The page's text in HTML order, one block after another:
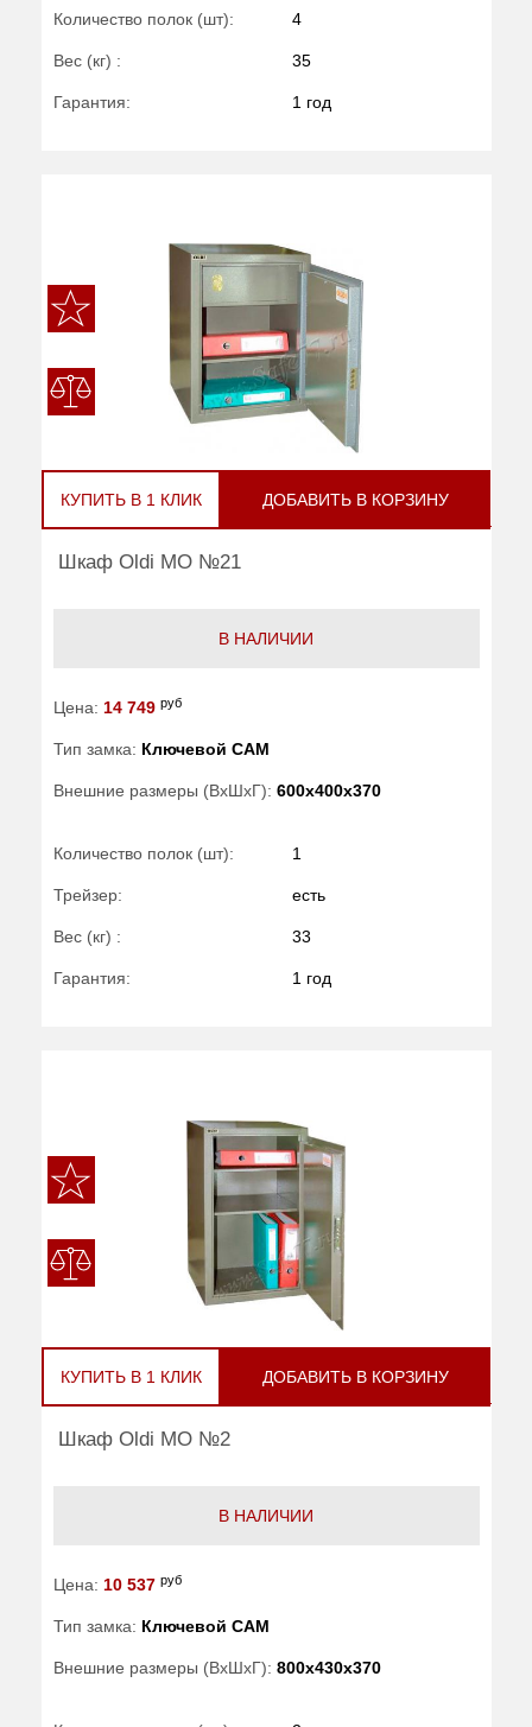
Количество полок (шт): 4
Вес (кг) : 35
Гарантия: 1 год
КУПИТЬ В 1 КЛИК ДОБАВИТЬ В КОРЗИНУ
Шкаф Oldi МО №21
В НАЛИЧИИ
Цена: 14 749 руб
Тип замка: Ключевой САМ
Внешние размеры (ВхШхГ): 600x400x370
Количество полок (шт): 1
Трейзер: есть
Вес (кг) : 33
Гарантия: 1 год
КУПИТЬ В 1 КЛИК ДОБАВИТЬ В КОРЗИНУ
Шкаф Oldi МО №2
В НАЛИЧИИ
Цена: 10 537 руб
Тип замка: Ключевой САМ
Внешние размеры (ВхШхГ): 800x430x370